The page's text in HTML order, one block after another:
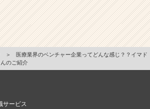
＞
医療業界のベンチャー企業ってどんな感じ？？イマド
のご紹介
サービス